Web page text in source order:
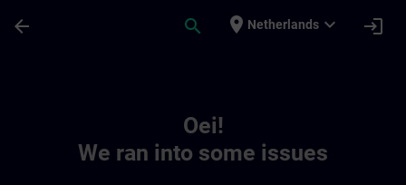
arrow_back search place Netherlands expand_more login
Oei!
We ran into some issues